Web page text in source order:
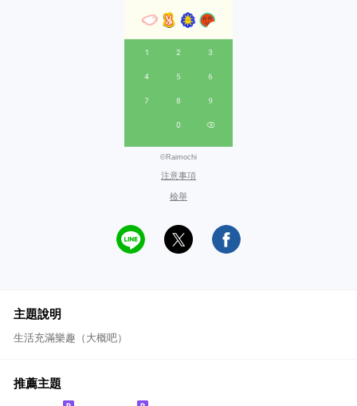
©Raimochi
注意事項
檢舉
主題說明
生活充滿樂趣（大概吧）
推薦主題